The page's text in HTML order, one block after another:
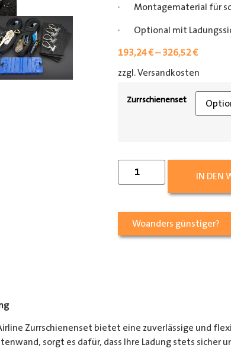
· Montagematerial für
· Optional mit
193,24€–326,52€
zzgl. Versandkosten
Zurrschienenset
IN DEN
Woanders günstiger?
Zurrschienenset bietet eine zuverlässige und
sorgt es dafür, dass Ihre Ladung stets sicher